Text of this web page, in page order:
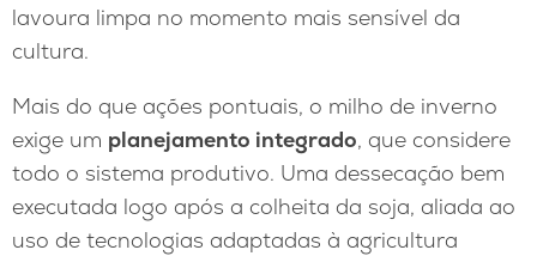
lavoura limpa no momento mais sensível da
cultura.
Mais do que ações pontuais, o milho de inverno
exige um planejamento integrado, que considere
todo o sistema produtivo. Uma dessecação bem
executada logo após a colheita da soja, aliada ao
uso de tecnologias adaptadas à agricultura